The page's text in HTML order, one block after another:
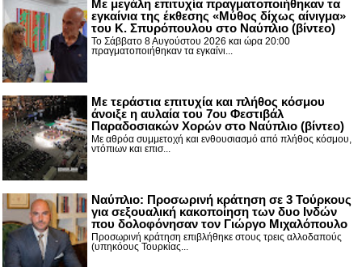
Με μεγάλη επιτυχία πραγματοποιήθηκαν τα
εγκαίνια της έκθεσης «Μύθος δίχως αίνιγμα»
του Κ. Σπυρόπουλου στο Ναύπλιο (βίντεο)
Το Σάββατο 8 Αυγούστου 2026 και ώρα 20:00
πραγματοποιήθηκαν τα εγκαίνι...
Με τεράστια επιτυχία και πλήθος κόσμου
άνοιξε η αυλαία του 7ου Φεστιβάλ
Παραδοσιακών Χορών στο Ναύπλιο (βίντεο)
Με αθρόα συμμετοχή και ενθουσιασμό από πλήθος κόσμου,
ντόπιων και επισ...
Ναύπλιο: Προσωρινή κράτηση σε 3 Τούρκους
για σεξουαλική κακοποίηση των δυο Ινδών
που δολοφόνησαν τον Γιώργο Μιχαλόπουλο
Προσωρινή κράτηση επιβλήθηκε στους τρεις αλλοδαπούς
(υπηκόους Τουρκίας...